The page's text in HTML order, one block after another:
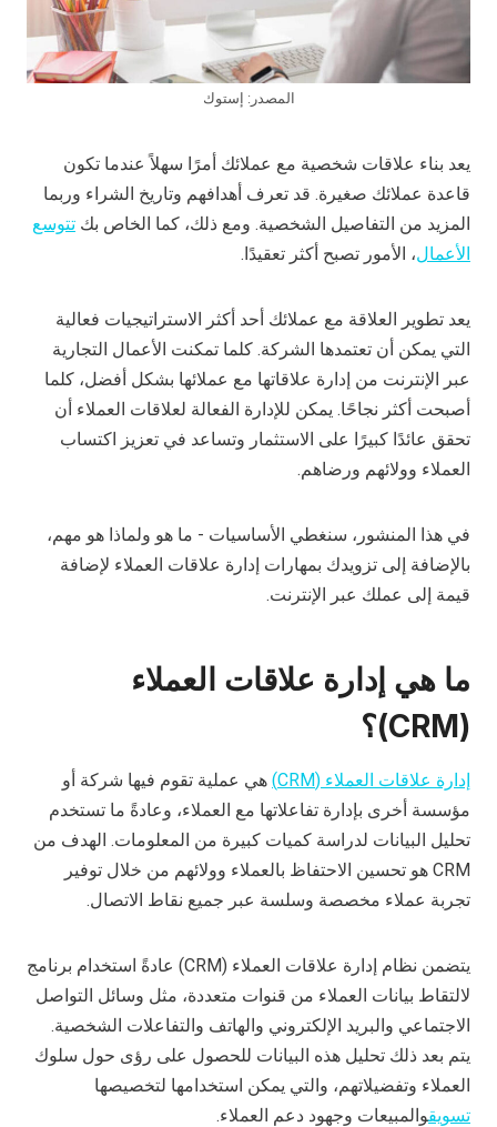
المصدر: إستوك
يعد بناء علاقات شخصية مع عملائك أمرًا سهلاً عندما تكون
قاعدة عملائك صغيرة. قد تعرف أهدافهم وتاريخ الشراء وربما
المزيد من التفاصيل الشخصية. ومع ذلك، كما الخاص بك تتوسع
الأعمال، الأمور تصبح أكثر تعقيدًا.
يعد تطوير العلاقة مع عملائك أحد أكثر الاستراتيجيات فعالية
التي يمكن أن تعتمدها الشركة. كلما تمكنت الأعمال التجارية
عبر الإنترنت من إدارة علاقاتها مع عملائها بشكل أفضل، كلما
أصبحت أكثر نجاحًا. يمكن للإدارة الفعالة لعلاقات العملاء أن
تحقق عائدًا كبيرًا على الاستثمار وتساعد في تعزيز اكتساب
العملاء وولائهم ورضاهم.
في هذا المنشور، سنغطي الأساسيات - ما هو ولماذا هو مهم،
بالإضافة إلى تزويدك بمهارات إدارة علاقات العملاء لإضافة
قيمة إلى عملك عبر الإنترنت.
ما هي إدارة علاقات العملاء
(CRM)؟
إدارة علاقات العملاء (CRM)
هي عملية تقوم فيها شركة أو
مؤسسة أخرى بإدارة تفاعلاتها مع العملاء، وعادةً ما تستخدم
تحليل البيانات لدراسة كميات كبيرة من المعلومات. الهدف من
CRM هو تحسين الاحتفاظ بالعملاء وولائهم من خلال توفير
تجربة عملاء مخصصة وسلسة عبر جميع نقاط الاتصال.
يتضمن نظام إدارة علاقات العملاء (CRM) عادةً استخدام برنامج
لالتقاط بيانات العملاء من قنوات متعددة، مثل وسائل التواصل
الاجتماعي والبريد الإلكتروني والهاتف والتفاعلات الشخصية.
يتم بعد ذلك تحليل هذه البيانات للحصول على رؤى حول سلوك
العملاء وتفضيلاتهم، والتي يمكن استخدامها لتخصيصها
تسويقوالمبيعات وجهود دعم العملاء.